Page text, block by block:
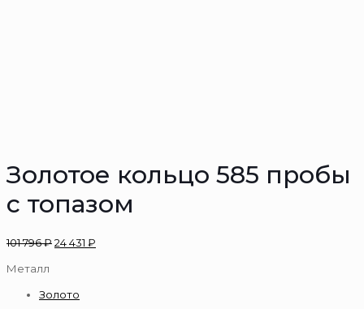
Золотое кольцо 585 пробы
с топазом
101 796₽24 431 ₽
Металл
Золото